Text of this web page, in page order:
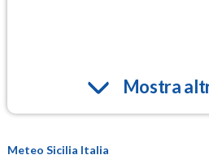
Mostra
Meteo Sicilia Italia